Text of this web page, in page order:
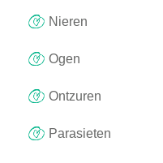
Nieren
Ogen
Ontzuren
Parasieten